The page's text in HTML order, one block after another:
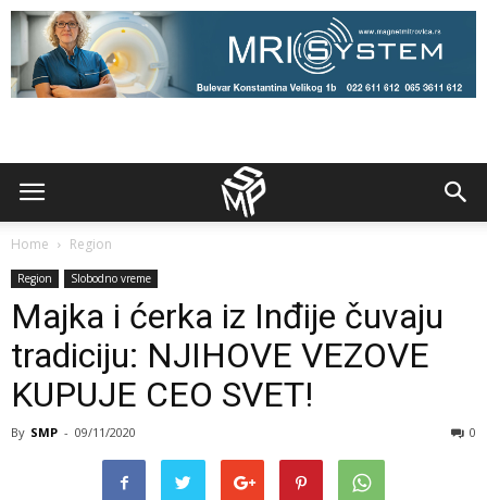
Home Region
Region Slobodno vreme
Majka i ćerka iz Inđije čuvaju
tradiciju: NJIHOVE VEZOVE
KUPUJE CEO SVET!
By SMP - 09/11/2020 0